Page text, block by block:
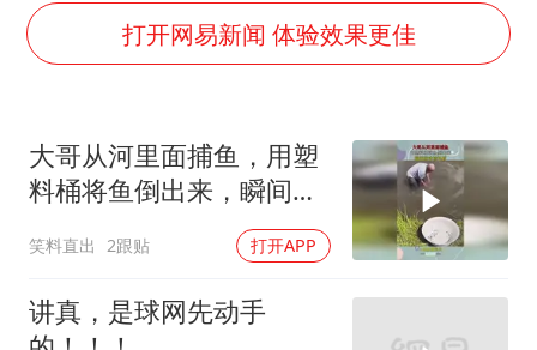
“老头乐”悬挂“蒙H好几个8”上路
湖北公开征集涉黑涉恶线索
中方公布5项对美反制措施
男子出狱前8天被改判死缓
四预警齐发！双台风影响多个海域
13岁少年白天写作业晚上夜市炒粉
打开网易新闻 体验效果更佳
大哥从河里面捕鱼，用塑
料桶将鱼倒出来，瞬间就
笑料直出 2跟贴 打开APP
讲真，是球网先动手